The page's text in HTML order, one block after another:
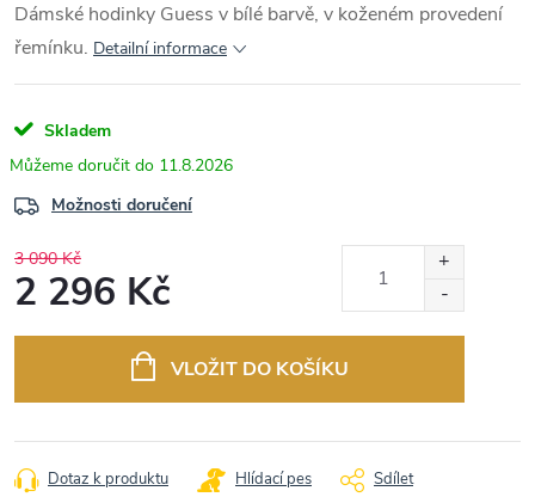
Dámské hodinky Guess v bílé barvě, v koženém provedení
řemínku. Detailní informace
Skladem
11.8.2026
Možnosti doručení
3 090 Kč
2 296 Kč
VLOŽIT DO KOŠÍKU
Dotaz k produktu Hlídací pes Sdílet